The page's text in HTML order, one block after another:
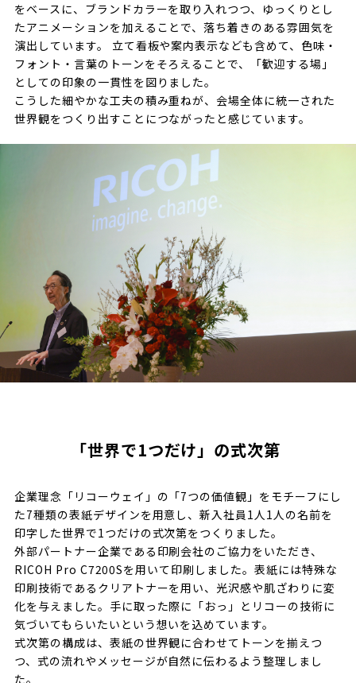
をベースに、ブランドカラーを取り入れつつ、ゆっくりとし
たアニメーションを加えることで、落ち着きのある雰囲気を
演出しています。 立て看板や案内表示なども含めて、色味・
フォント・言葉のトーンをそろえることで、「歓迎する場」
としての印象の一貫性を図りました。
こうした細やかな工夫の積み重ねが、会場全体に統一された
世界観をつくり出すことにつながったと感じています。
「世界で1つだけ」の式次第
企業理念「リコーウェイ」の「7つの価値観」をモチーフにし
た7種類の表紙デザインを用意し、新入社員1人1人の名前を
印字した世界で1つだけの式次第をつくりました。
外部パートナー企業である印刷会社のご協力をいただき、
RICOH Pro C7200Sを用いて印刷しました。表紙には特殊な
印刷技術であるクリアトナーを用い、光沢感や肌ざわりに変
化を与えました。手に取った際に「おっ」とリコーの技術に
気づいてもらいたいという想いを込めています。
式次第の構成は、表紙の世界観に合わせてトーンを揃えつ
つ、式の流れやメッセージが自然に伝わるよう整理しまし
た。